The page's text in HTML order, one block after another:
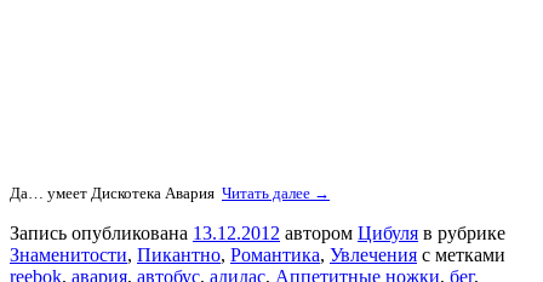
Да… умеет Дискотека Авария Читать далее →
Запись опубликована 13.12.2012 автором Цибуля в рубрике
Знаменитости, Пикантно, Романтика, Увлечения с метками
reebok, авария, автобус, адидас, Аппетитные ножки, бег,